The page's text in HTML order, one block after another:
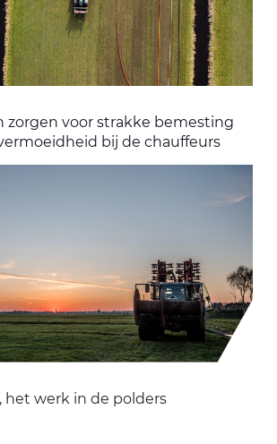
zorgen voor strakke bemesting
bij de chauffeurs
het werk in de polders